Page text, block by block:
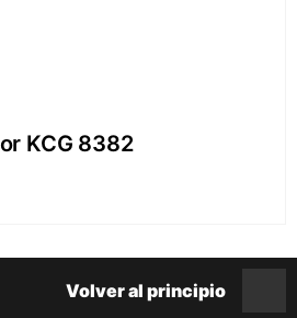
KCG 8382
Volver al principio